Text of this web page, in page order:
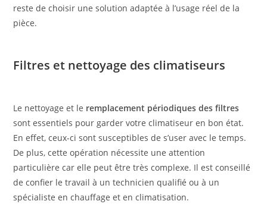
reste de choisir une solution adaptée à l’usage réel de la
pièce.
Filtres et nettoyage des climatiseurs
Le nettoyage et le remplacement périodiques des filtres
sont essentiels pour garder votre climatiseur en bon état.
En effet, ceux-ci sont susceptibles de s’user avec le temps.
De plus, cette opération nécessite une attention
particulière car elle peut être très complexe. Il est conseillé
de confier le travail à un technicien qualifié ou à un
spécialiste en chauffage et en climatisation.